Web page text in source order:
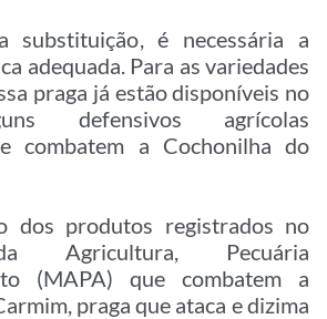
substituição, é necessária a
adequada. Para as variedades
praga já estão disponíveis no
defensivos agrícolas
combatem a Cochonilha do
dos produtos registrados no
Agricultura, Pecuária
(MAPA) que combatem a
praga que ataca e dizima